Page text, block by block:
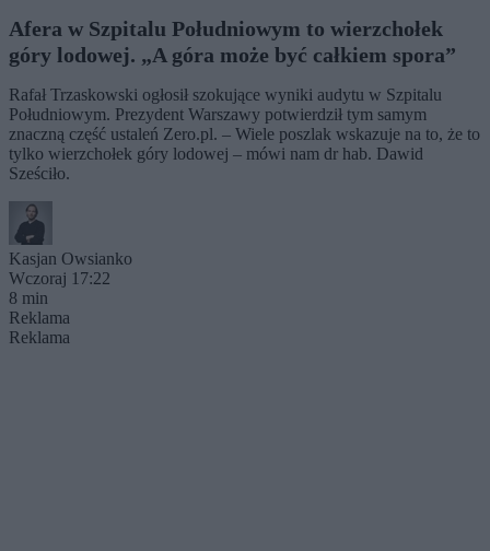
Afera w Szpitalu Południowym to wierzchołek
góry lodowej. „A góra może być całkiem spora”
Rafał Trzaskowski ogłosił szokujące wyniki audytu w Szpitalu
Południowym. Prezydent Warszawy potwierdził tym samym
znaczną część ustaleń Zero.pl. – Wiele poszlak wskazuje na to, że to
tylko wierzchołek góry lodowej – mówi nam dr hab. Dawid
Sześciło.
Kasjan Owsianko
Wczoraj 17:22
8 min
Reklama
Reklama